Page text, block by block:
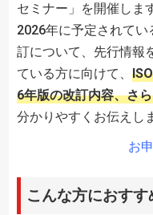
セミナー」を開催しま
2026年に予定されてい
訂について、先行情報
ている方に向けて、
6年版の改訂内容、さ
分かりやすくお伝えし
お
こんな方におすす